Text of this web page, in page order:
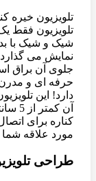
تلویزیون فقط
شیک و شیک با
نمایش می
جلوی آن براق
حرفه ای و
دارد! این
آن
کناره برای
مورد علاقه
طراحی تلویزیون